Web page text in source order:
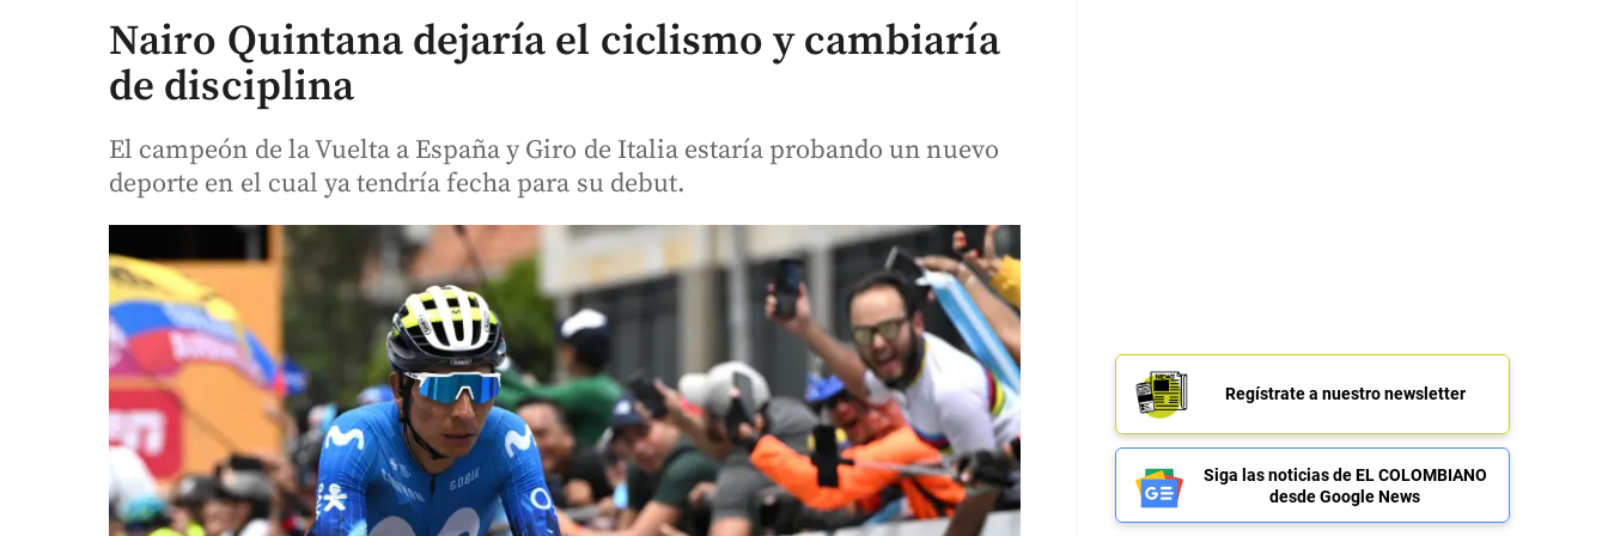
Nairo Quintana dejaría el ciclismo y cambiaría
de disciplina
El campeón de la Vuelta a España y Giro de Italia estaría probando un nuevo
deporte en el cual ya tendría fecha para su debut.
Regístrate a nuestro newsletter
Siga las noticias de EL COLOMBIANO
desde Google News